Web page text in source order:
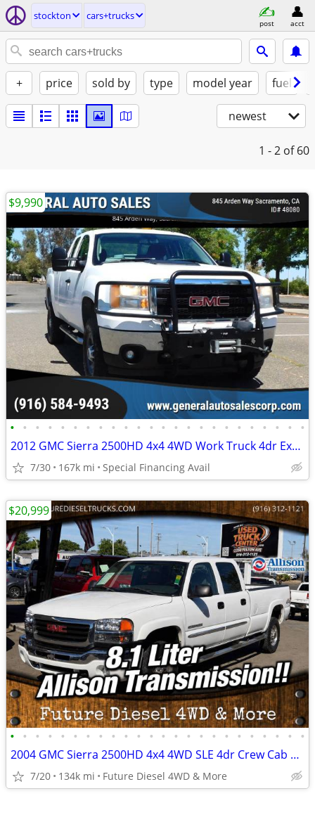
stockton cars+trucks
post acct
+ price sold by type model year fuel
newest
1 - 2 of 60
• • • • • • • • • • • • • • • • • • • • • • • •
2012 GMC Sierra 2500HD 4x4 4WD Work Truck 4dr Extended Cab SB
7/30 167k mi Special Financing Avail
$9,990
• • • • • • • • • • • • • • • • • • • • • • • •
2004 GMC Sierra 2500HD 4x4 4WD SLE 4dr Crew Cab LB Pickup Truck
7/20 134k mi Future Diesel 4WD & More
$20,999